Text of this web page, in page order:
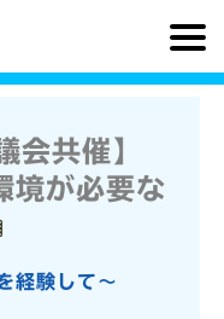
会共催】
が必要な
経験して～